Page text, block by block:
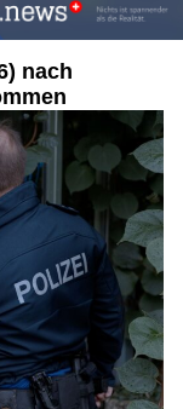
nach